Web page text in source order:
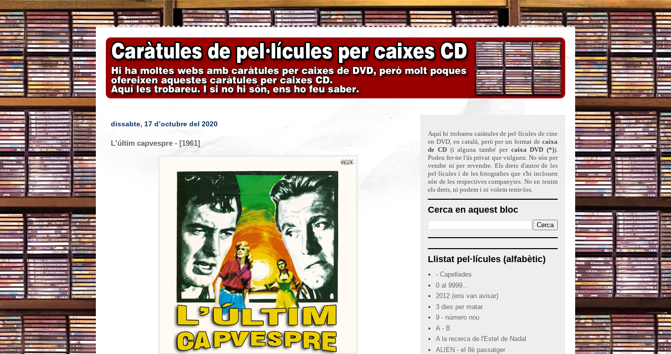
dissabte, 17 d’octubre del 2020
L'últim capvespre - [1961]
Aquí hi trobareu caràtules de pel·lícules de cine
en DVD, en català, però per un format de caixa
de CD(i alguna també per caixa DVD (*)).
Podeu fer-ne l'ús privat que vulgueu. No són per
vendre ni per revendre. Els drets d'autor de les
pel·lícules i de les fotografies que s'hi inclouen
són de les respectives companyies. No en tenim
els drets, ni podem i ni volem tenir-los.
Cerca en aquest bloc
Llistat pel·lícules (alfabètic)
- Capellades
0 al 9999...
2012 (ens van avisar)
3 dies per matar
9 - número nou
A - B
A la recerca de l'Estel de Nadal
ALIEN - el 8è passatger